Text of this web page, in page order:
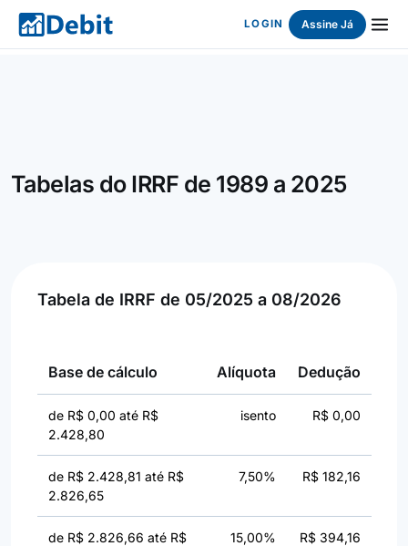
LOGIN Assine Já
Tabelas do IRRF de 1989 a 2025
Tabela de IRRF de 05/2025 a 08/2026
Base de cálculo Alíquota Dedução
de R$ 0,00 até R$
2.428,80
isento R$ 0,00
de R$ 2.428,81 até R$
2.826,65
7,50% R$ 182,16
de R$ 2.826,66 até R$
15,00% R$ 394,16